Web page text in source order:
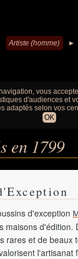
Artiste (homme) ►
vous
d'audiences et
adaptés selon vos
OK
en 1799
d'exception
maisons d'édition.
rares et de beaux
l'artisanat